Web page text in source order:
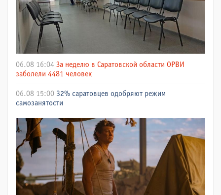
06.08 16:04 За неделю в Саратовской области ОРВИ
заболели 4481 человек
06.08 15:00 32% саратовцев одобряют режим
самозанятости